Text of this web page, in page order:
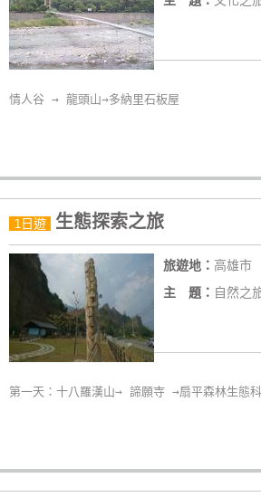
全
租
帶
你
玩
玩
樂
圖
情人谷 → 龍頭山→多納里石板屋
1日遊 生態探索之旅
旅遊地： 高雄市
主 題： 自然之
第一天：十八羅漢山→ 諦願寺 →扇平森林生態